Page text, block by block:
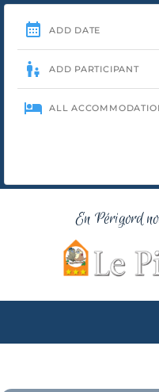
En Périgord